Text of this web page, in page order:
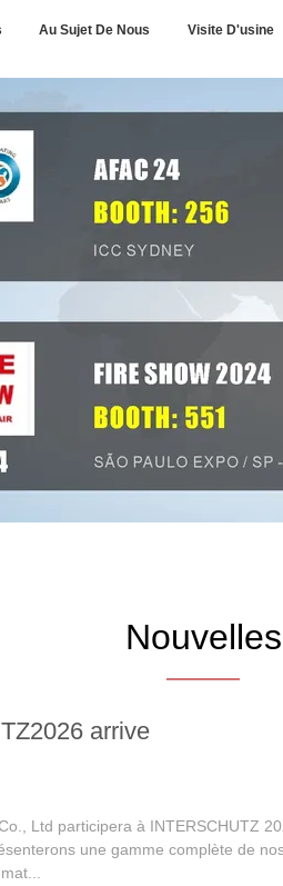
Au Sujet De Nous Visite D'usine
Nouvelles
arrive
Ltd participera à INTERSCHUTZ
une gamme complète de